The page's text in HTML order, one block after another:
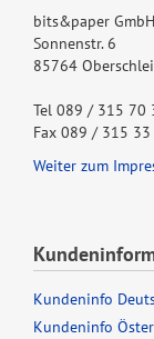
bits&paper GmbH
Sonnenstr. 6
85764
Tel 089 / 315 70
Fax 089 / 315 33
Weiter zum
Kundeninfo
Kundeninfo